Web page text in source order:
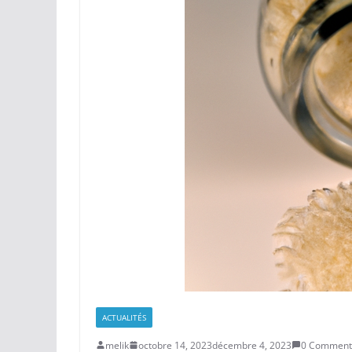
ACTUALITÉS
melik octobre 14, 2023décembre 4, 2023 0